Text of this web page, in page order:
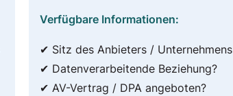
Verfügbare Informationen:
✔ Sitz des Anbieters / Unternehmens
✔ Datenverarbeitende Beziehung?
✔ AV-Vertrag / DPA angeboten?